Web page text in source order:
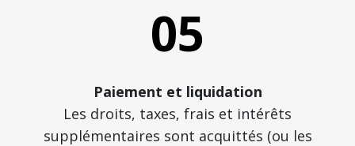
05
Paiement et liquidation
Les droits, taxes, frais et intérêts
supplémentaires sont acquittés (ou les